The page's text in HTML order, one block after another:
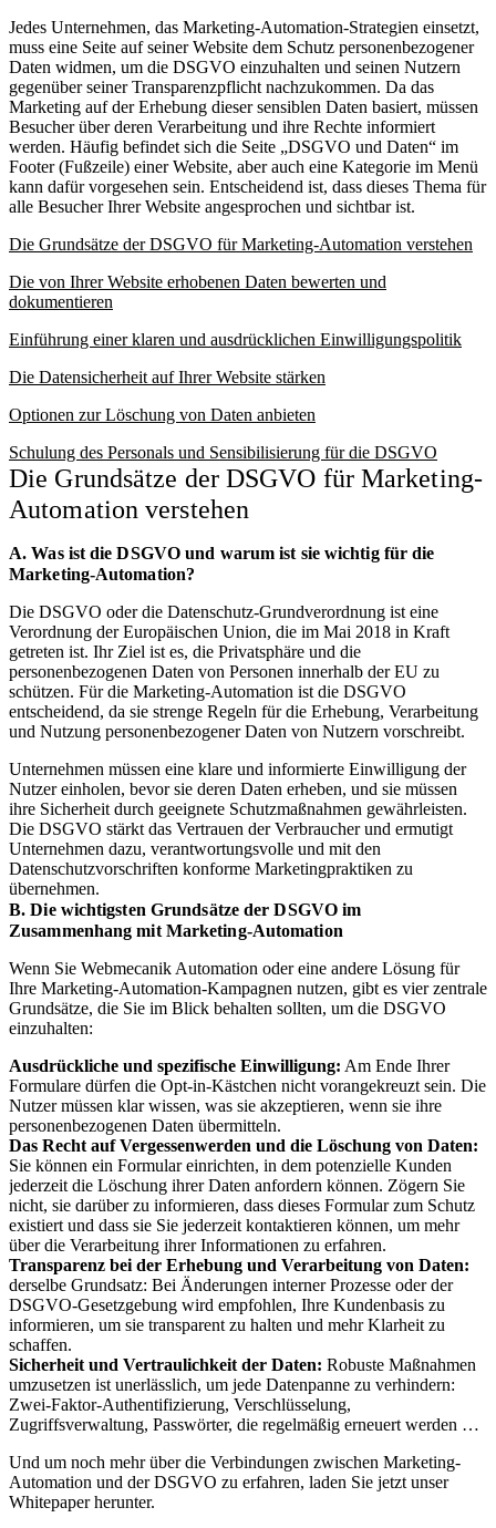
Jedes Unternehmen, das Marketing-Automation-Strategien einsetzt,
muss eine Seite auf seiner Website dem Schutz personenbezogener
Daten widmen, um die DSGVO einzuhalten und seinen Nutzern
gegenüber seiner Transparenzpflicht nachzukommen. Da das
Marketing auf der Erhebung dieser sensiblen Daten basiert, müssen
Besucher über deren Verarbeitung und ihre Rechte informiert
werden. Häufig befindet sich die Seite „DSGVO und Daten“ im
Footer (Fußzeile) einer Website, aber auch eine Kategorie im Menü
kann dafür vorgesehen sein. Entscheidend ist, dass dieses Thema für
alle Besucher Ihrer Website angesprochen und sichtbar ist.
Die Grundsätze der DSGVO für Marketing-Automation verstehen
Die von Ihrer Website erhobenen Daten bewerten und
dokumentieren
Einführung einer klaren und ausdrücklichen Einwilligungspolitik
Die Datensicherheit auf Ihrer Website stärken
Optionen zur Löschung von Daten anbieten
Schulung des Personals und Sensibilisierung für die DSGVO
Die Grundsätze der DSGVO für Marketing-
Automation verstehen
A. Was ist die DSGVO und warum ist sie wichtig für die
Marketing-Automation?
Die DSGVO oder die Datenschutz-Grundverordnung ist eine
Verordnung der Europäischen Union, die im Mai 2018 in Kraft
getreten ist. Ihr Ziel ist es, die Privatsphäre und die
personenbezogenen Daten von Personen innerhalb der EU zu
schützen. Für die Marketing-Automation ist die DSGVO
entscheidend, da sie strenge Regeln für die Erhebung, Verarbeitung
und Nutzung personenbezogener Daten von Nutzern vorschreibt.
Unternehmen müssen eine klare und informierte Einwilligung der
Nutzer einholen, bevor sie deren Daten erheben, und sie müssen
ihre Sicherheit durch geeignete Schutzmaßnahmen gewährleisten.
Die DSGVO stärkt das Vertrauen der Verbraucher und ermutigt
Unternehmen dazu, verantwortungsvolle und mit den
Datenschutzvorschriften konforme Marketingpraktiken zu
übernehmen.
B. Die wichtigsten Grundsätze der DSGVO im
Zusammenhang mit Marketing-Automation
Wenn Sie Webmecanik Automation oder eine andere Lösung für
Ihre Marketing-Automation-Kampagnen nutzen, gibt es vier zentrale
Grundsätze, die Sie im Blick behalten sollten, um die DSGVO
einzuhalten:
Ausdrückliche und spezifische Einwilligung: Am Ende Ihrer
Formulare dürfen die Opt-in-Kästchen nicht vorangekreuzt sein. Die
Nutzer müssen klar wissen, was sie akzeptieren, wenn sie ihre
personenbezogenen Daten übermitteln.
Das Recht auf Vergessenwerden und die Löschung von Daten:
Sie können ein Formular einrichten, in dem potenzielle Kunden
jederzeit die Löschung ihrer Daten anfordern können. Zögern Sie
nicht, sie darüber zu informieren, dass dieses Formular zum Schutz
existiert und dass sie Sie jederzeit kontaktieren können, um mehr
über die Verarbeitung ihrer Informationen zu erfahren.
Transparenz bei der Erhebung und Verarbeitung von Daten:
derselbe Grundsatz: Bei Änderungen interner Prozesse oder der
DSGVO-Gesetzgebung wird empfohlen, Ihre Kundenbasis zu
informieren, um sie transparent zu halten und mehr Klarheit zu
schaffen.
Sicherheit und Vertraulichkeit der Daten: Robuste Maßnahmen
umzusetzen ist unerlässlich, um jede Datenpanne zu verhindern:
Zwei-Faktor-Authentifizierung, Verschlüsselung,
Zugriffsverwaltung, Passwörter, die regelmäßig erneuert werden …
Und um noch mehr über die Verbindungen zwischen Marketing-
Automation und der DSGVO zu erfahren, laden Sie jetzt unser
Whitepaper herunter.